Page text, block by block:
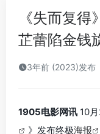
《失而复
芷蕾陷金钱
3年前 (2023)发布
1905电影网讯 10
》发布终极海报